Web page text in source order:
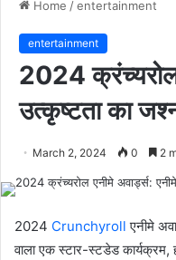
Home /entertainment
entertainment
2024 क्रंच्यरोल
उत्कृष्टता का
March 2, 2024 0 2
2024 Crunchyroll एनीमे
वाला एक स्टार-स्टडेड कार्यक्रम,